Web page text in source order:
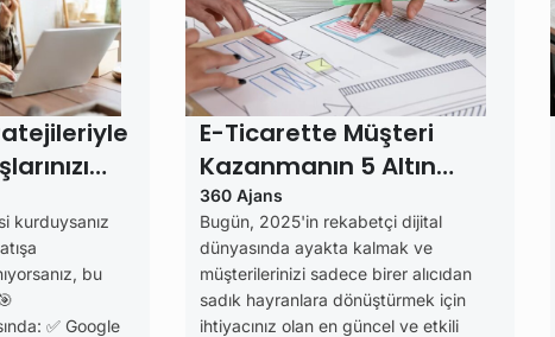
kurduysanız
bu
✅ Google
E-Ticarette Müşteri
Kazanmanın 5 Altın
Kuralı (2025 Güncel
Rehber)
360 Ajans
Bugün, 2025'in rekabetçi dijital
dünyasında ayakta kalmak ve
müşterilerinizi sadece birer alıcıdan
sadık hayranlara dönüştürmek için
ihtiyacınız olan en güncel ve etkili